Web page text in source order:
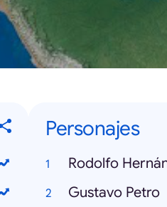
Personajes
Rodolfo
Gustavo Petro